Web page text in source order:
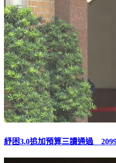
紓困3.0追加預算三讀通過